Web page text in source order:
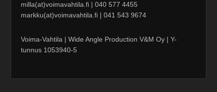
milla(at)voimavahtila.fi | 040 577 4455
markku(at)voimavahtila.fi | 041 543 9674
Voima-Vahtila | Wide Angle Production V&M Oy | Y-
tunnus 1053940-5